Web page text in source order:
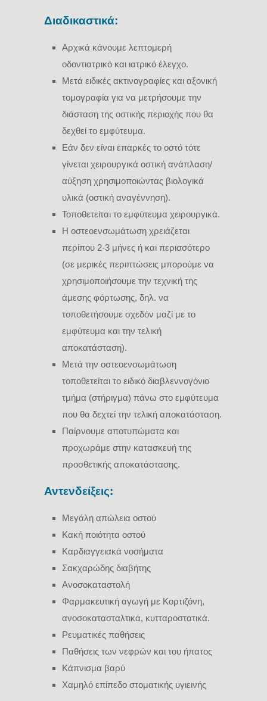
Διαδικαστικά:
Αρχικά κάνουμε λεπτομερή
οδοντιατρικό και ιατρικό έλεγχο.
Μετά ειδικές ακτινογραφίες και αξονική
τομογραφία για να μετρήσουμε την
διάσταση της οστικής περιοχής που θα
δεχθεί το εμφύτευμα.
Εάν δεν είναι επαρκές το οστό τότε
γίνεται χειρουργικά οστική ανάπλαση/
αύξηση χρησιμοποιώντας βιολογικά
υλικά (οστική αναγέννηση).
Τοποθετείται το εμφύτευμα χειρουργικά.
Η οστεοενσωμάτωση χρειάζεται
περίπου 2-3 μήνες ή και περισσότερο
(σε μερικές περιπτώσεις μπορούμε να
χρησιμοποιήσουμε την τεχνική της
άμεσης φόρτωσης, δηλ. να
τοποθετήσουμε σχεδόν μαζί με το
εμφύτευμα και την τελική
αποκατάσταση).
Μετά την οστεοενσωμάτωση
τοποθετείται το ειδικό διαβλεννογόνιο
τμήμα (στήριγμα) πάνω στο εμφύτευμα
που θα δεχτεί την τελική αποκατάσταση.
Παίρνουμε αποτυπώματα και
προχωράμε στην κατασκευή της
προσθετικής αποκατάστασης.
Αντενδείξεις:
Μεγάλη απώλεια οστού
Κακή ποιότητα οστού
Καρδιαγγειακά νοσήματα
Σακχαρώδης διαβήτης
Ανοσοκαταστολή
Φαρμακευτική αγωγή με Κορτιζόνη,
ανοσοκατασταλτικά, κυτταροστατικά.
Ρευματικές παθήσεις
Παθήσεις των νεφρών και του ήπατος
Κάπνισμα βαρύ
Χαμηλό επίπεδο στοματικής υγιεινής